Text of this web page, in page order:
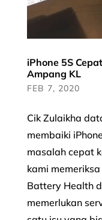
iPhone 5S
Ampang KL
FEB 7, 2020
Cik Zulaikha
membaiki
masalah cepat
kami
Battery Health
memerlukan